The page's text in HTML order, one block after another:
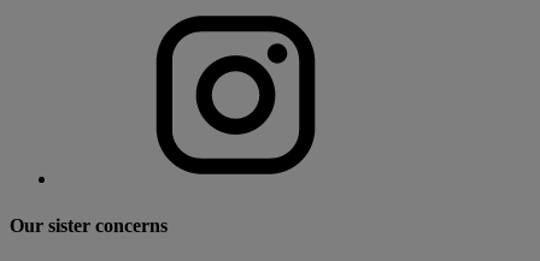
Our sister concerns